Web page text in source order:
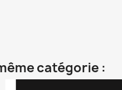
catégorie :